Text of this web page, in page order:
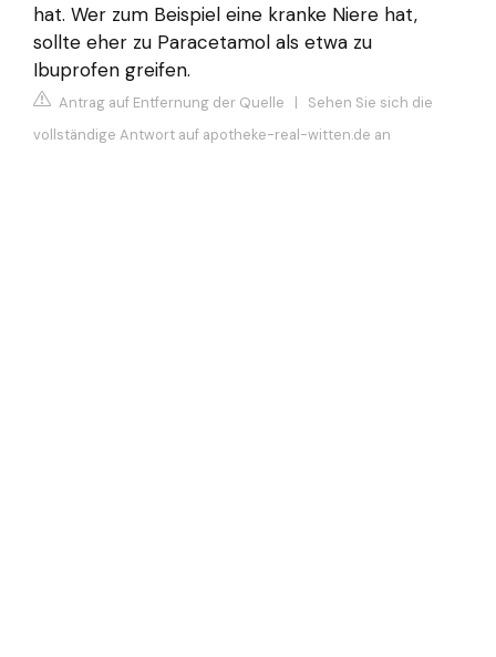
hat. Wer zum Beispiel eine kranke Niere hat,
sollte eher zu Paracetamol als etwa zu
Ibuprofen greifen.
Antrag auf Entfernung der Quelle | Sehen Sie sich die
vollständige Antwort auf apotheke-real-witten.de an